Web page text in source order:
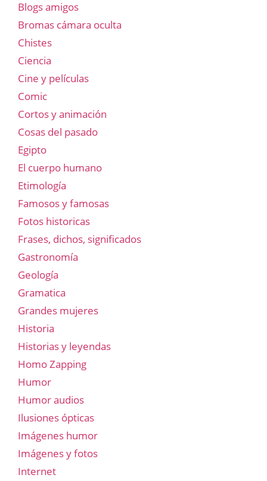
Blogs amigos
Bromas cámara oculta
Chistes
Ciencia
Cine y películas
Comic
Cortos y animación
Cosas del pasado
Egipto
El cuerpo humano
Etimología
Famosos y famosas
Fotos historicas
Frases, dichos, significados
Gastronomía
Geología
Gramatica
Grandes mujeres
Historia
Historias y leyendas
Homo Zapping
Humor
Humor audios
Ilusiones ópticas
Imágenes humor
Imágenes y fotos
Internet